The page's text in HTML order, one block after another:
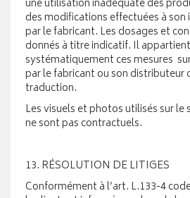
une utilisation inadéquate des
des modifications effectuées à son
par le fabricant. Les dosages et
donnés à titre indicatif. Il
systématiquement ces mesures
par le fabricant ou son distributeur
traduction.
Les visuels et photos utilisés sur
ne sont pas contractuels.
13. RÉSOLUTION DE LITIGES
Conformément à l’art. L.133-4